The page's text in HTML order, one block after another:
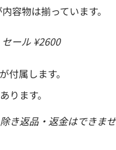
容物は揃っています。
ール ¥2600
属します。
ります。
き返品・返金はできませ